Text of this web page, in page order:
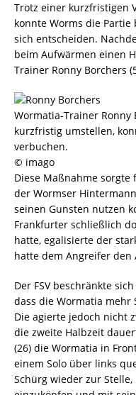
Trotz einer kurzfristigen
konnte Worms die Partie
sich entscheiden.
beim Aufwärmen einen
Trainer Ronny Borchers
Wormatia-Trainer
kurzfristig umstellen,
verbuchen.
© imago
Diese Maßnahme
der Wormser
seinen Gunsten nutzen
Frankfurter schließlich
hatte, egalisierte der
hatte dem Angreifer den
Der FSV beschränkte
dass die Wormatia mehr
Die agierte jedoch nicht
die zweite Halbzeit
(26) die Wormatia in
einem Solo über links
Schürg wieder zur